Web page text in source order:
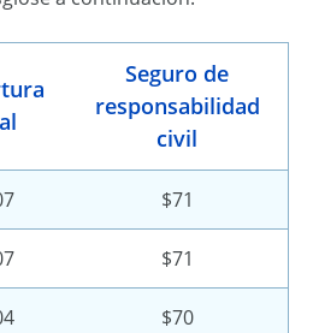
Seguro de
responsabilidad
civil
$71
$71
$70